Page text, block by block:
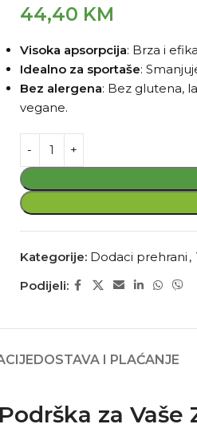
44,40 KM
Visoka apsorpcija: Brza i
Idealno za sportaše:
Bez alergena: Bez glutena,
vegane.
Kategorije: Dodaci prehrani ,
Podijeli:
DOSTAVA I PLAĆANJE
za Vaše